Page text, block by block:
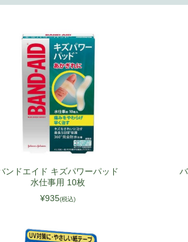
ンドエイド キズパワーパッド
水仕事用 10枚
¥935(税込)
ESP